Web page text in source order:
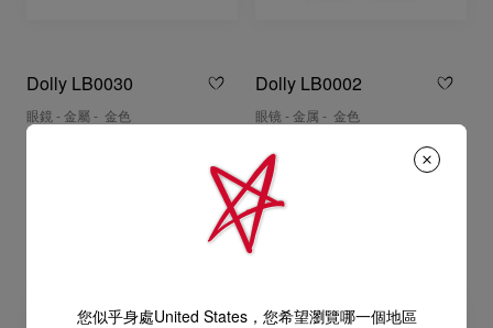
Dolly LB0030
眼鏡 - 金屬 - 金色
Dolly LB0002
眼镜 - 金属 - 金色
NT$ 27.800,00
您似乎身處United States，您希望瀏覽哪一個地區